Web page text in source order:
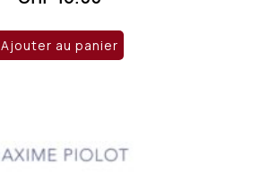
Ajouter au panier